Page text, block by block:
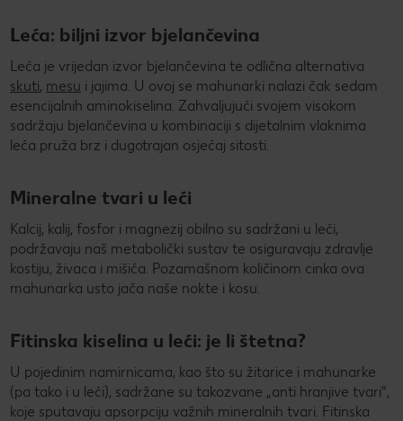
Leća: biljni izvor bjelančevina
Leća je vrijedan izvor bjelančevina te odlična alternativa
skuti, mesu i jajima. U ovoj se mahunarki nalazi čak sedam
esencijalnih aminokiselina. Zahvaljujući svojem visokom
sadržaju bjelančevina u kombinaciji s dijetalnim vlaknima
leća pruža brz i dugotrajan osjećaj sitosti.
Mineralne tvari u leći
Kalcij, kalij, fosfor i magnezij obilno su sadržani u leći,
podržavaju naš metabolički sustav te osiguravaju zdravlje
kostiju, živaca i mišića. Pozamašnom količinom cinka ova
mahunarka usto jača naše nokte i kosu.
Fitinska kiselina u leći: je li štetna?
U pojedinim namirnicama, kao što su žitarice i mahunarke
(pa tako i u leći), sadržane su takozvane „anti hranjive tvari”,
koje sputavaju apsorpciju važnih mineralnih tvari. Fitinska